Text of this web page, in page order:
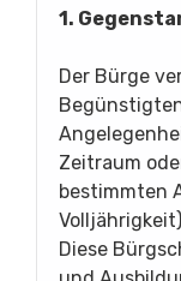
1.
Der Bürge
Zeitraum
bestimmten
Diese